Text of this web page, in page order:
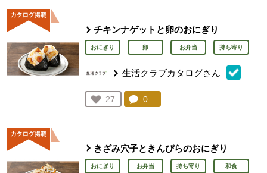
チキンナゲットと卵のおにぎり
おにぎり 卵 お弁当 持ち寄り
生活クラブカタログさん
お気に入り登録：
27
人が登録
コメント：
0
きざみ穴子ときんぴらのおにぎり
おにぎり お弁当 持ち寄り 和食